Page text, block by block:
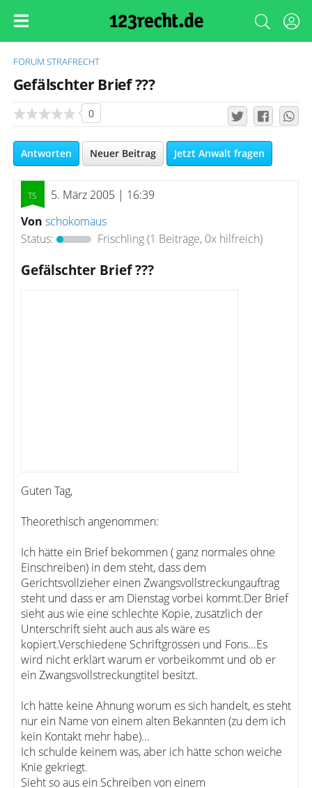
FORUM STRAFRECHT
Gefälschter Brief ???
0
Antworten Neuer Beitrag Jetzt Anwalt fragen
5. März 2005 | 16:39
Von schokomaus
Status:
Frischling(1 Beiträge, 0x hilfreich)
Gefälschter Brief ???
Guten Tag,
Theorethisch angenommen:
Ich hätte ein Brief bekommen ( ganz normales ohne
Einschreiben) in dem steht, dass dem
Gerichtsvollzieher einen Zwangsvollstreckungauftrag
steht und dass er am Dienstag vorbei kommt.Der Brief
sieht aus wie eine schlechte Kopie, zusätzlich der
Unterschrift sieht auch aus als wäre es
kopiert.Verschiedene Schriftgrössen und Fons...Es
wird nicht erklärt warum er vorbeikommt und ob er
ein Zwangsvollstreckungtitel besitzt.
Ich hätte keine Ahnung worum es sich handelt, es steht
nur ein Name von einem alten Bekannten (zu dem ich
kein Kontakt mehr habe)...
Ich schulde keinem was, aber ich hätte schon weiche
Knie gekriegt.
Sieht so aus ein Schreiben von einem